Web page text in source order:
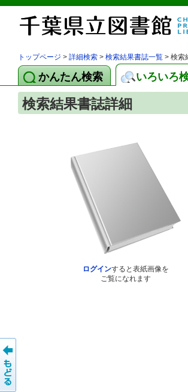
トップページ > 詳細検索 > 検索結果書誌一覧 > 検索
かんたん検索 いろいろ
検索結果書誌詳細
ログインすると表紙画像を
ご覧になれます